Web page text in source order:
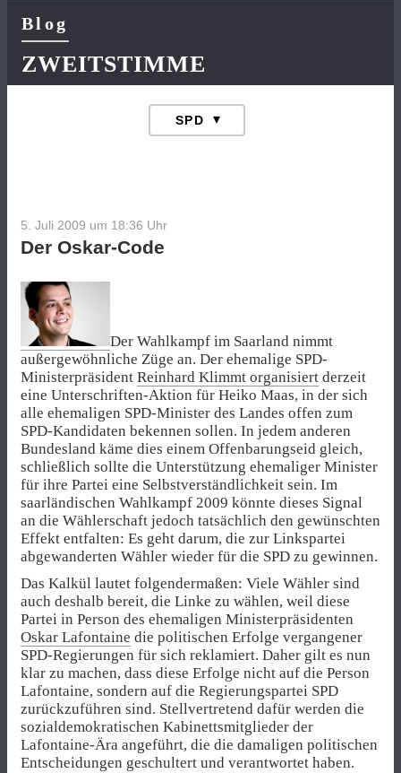
Blog
ZWEITSTIMME
5. Juli 2009 um 18:36 Uhr
Der Oskar-Code
Der Wahlkampf im Saarland nimmt
außergewöhnliche Züge an. Der ehemalige SPD-
Ministerpräsident Reinhard Klimmt organisiert derzeit
eine Unterschriften-Aktion für Heiko Maas, in der sich
alle ehemaligen SPD-Minister des Landes offen zum
SPD-Kandidaten bekennen sollen. In jedem anderen
Bundesland käme dies einem Offenbarungseid gleich,
schließlich sollte die Unterstützung ehemaliger Minister
für ihre Partei eine Selbstverständlichkeit sein. Im
saarländischen Wahlkampf 2009 könnte dieses Signal
an die Wählerschaft jedoch tatsächlich den gewünschten
Effekt entfalten: Es geht darum, die zur Linkspartei
abgewanderten Wähler wieder für die SPD zu gewinnen.
Das Kalkül lautet folgendermaßen: Viele Wähler sind
auch deshalb bereit, die Linke zu wählen, weil diese
Partei in Person des ehemaligen Ministerpräsidenten
Oskar Lafontaine die politischen Erfolge vergangener
SPD-Regierungen für sich reklamiert. Daher gilt es nun
klar zu machen, dass diese Erfolge nicht auf die Person
Lafontaine, sondern auf die Regierungspartei SPD
zurückzuführen sind. Stellvertretend dafür werden die
sozialdemokratischen Kabinettsmitglieder der
Lafontaine-Ära angeführt, die die damaligen politischen
Entscheidungen geschultert und verantwortet haben.